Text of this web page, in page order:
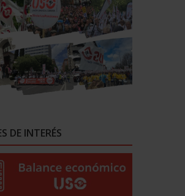
DE INTERÉS